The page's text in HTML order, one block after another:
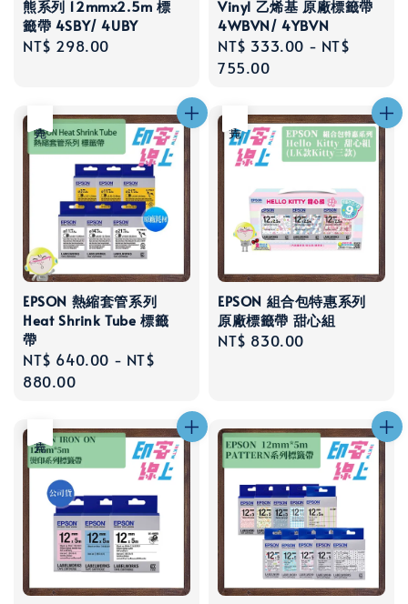
熊系列 12mmx2.5m 標
籤帶 4SBY/ 4UBY
Regular
NT$ 298.00
Vinyl 乙烯基 原廠標籤帶
4WBVN/ 4YBVN
Regular
price
NT$ 333.00 - NT$
755.00
EPSON 熱縮套管系列
Heat Shrink Tube 標籤
帶
Regular
price
NT$ 640.00 - NT$
880.00
EPSON 組合包特惠系列
原廠標籤帶 甜心組
Regular
NT$ 830.00